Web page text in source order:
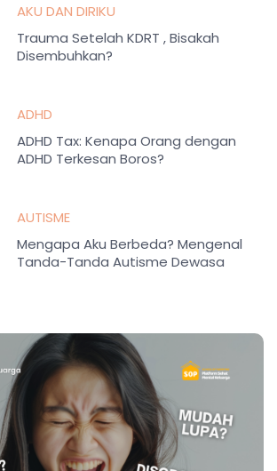
AKU DAN DIRIKU
Trauma Setelah KDRT , Bisakah
Disembuhkan?
ADHD
ADHD Tax: Kenapa Orang dengan
ADHD Terkesan Boros?
AUTISME
Mengapa Aku Berbeda? Mengenal
Tanda-Tanda Autisme Dewasa